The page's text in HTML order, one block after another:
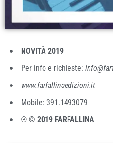
NOVITÀ 2019
Per info e richieste:
www.farfallinaedizioni.it
Mobile: 391.1493079
℗ © 2019 FARFALLINA